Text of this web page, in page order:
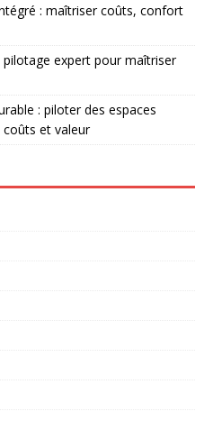
: maîtriser coûts, confort
expert pour maîtriser
: piloter des espaces
et valeur